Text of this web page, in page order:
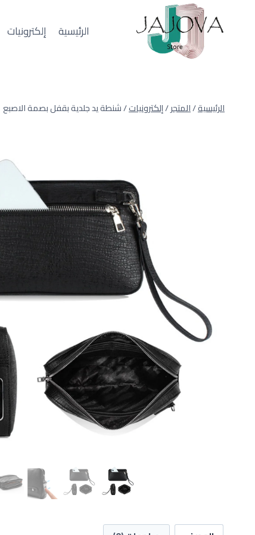
المحتوى
الرئيسية إلكترونيات
الرئيسية/المتجر/إلكترونيات/شنطة يد جلدية بقفل بصمة الاصبع